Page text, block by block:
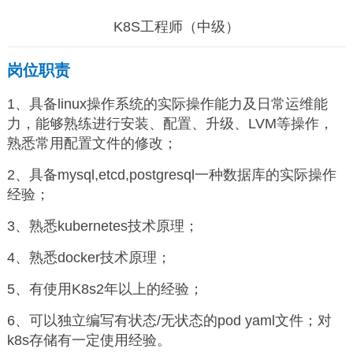
K8S工程师（中级）
岗位职责
1、具备linux操作系统的实际操作能力及日常运维能
力，能够熟练进行安装、配置、升级、LVM等操作，
熟悉常用配置文件的修改；
2、具备mysql,etcd,postgresql一种数据库的实际操作
经验；
3、熟悉kubernetes技术原理；
4、熟悉docker技术原理；
5、有使用K8s2年以上的经验；
6、可以独立编写有状态/无状态的pod yaml文件；对
k8s存储有一定使用经验。